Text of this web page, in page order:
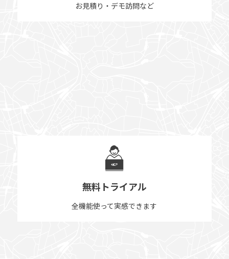
お見積り・デモ訪問など
無料トライアル
全機能使って実感できます